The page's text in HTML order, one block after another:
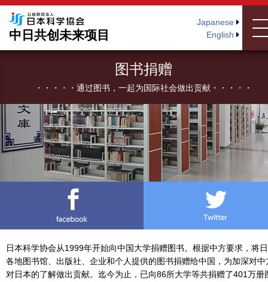
中日共创未来项目
Japanese
English
图书捐赠
・・・・・通过图书，一起为国际社会做出贡献・・・・・
日本科学协会从1999年开始向中国大学捐赠图书。根据中方要求，将
各地图书馆、出版社、企业和个人提供的图书捐赠给中国，为加深对中
对日本的了解做出贡献。迄今为止，已向86所大学等共捐赠了401万册